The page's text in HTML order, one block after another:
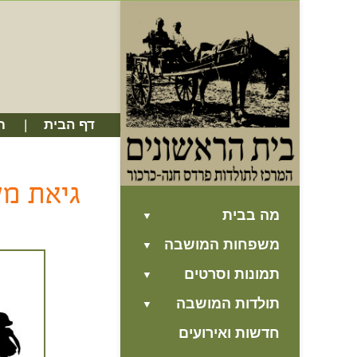
דף הבית
מה בבית
משפחות המושבה
תמונות וסרטים
תולדות המושבה
חדשות ואירועים
גיאת